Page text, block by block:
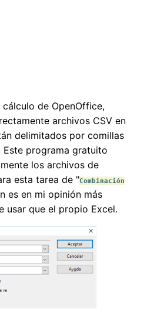
de OpenOffice,
archivos CSV en
delimitados por comillas
Este programa gratuito
los archivos de
esta tarea de "Combinación
es en mi opinión más
usar que el propio Excel.